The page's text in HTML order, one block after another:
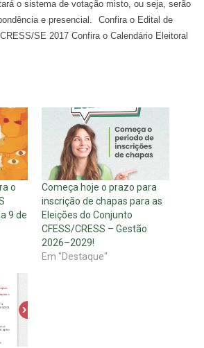
o sistema de votação misto, ou seja, serão
e presencial.
Confira o Edital de
SE 2017 Confira o Calendário Eleitoral
o
9 de
Começa hoje o prazo para
inscrição de chapas para as
Eleições do Conjunto
CFESS/CRESS – Gestão
2026–2029!
Em "Destaque"